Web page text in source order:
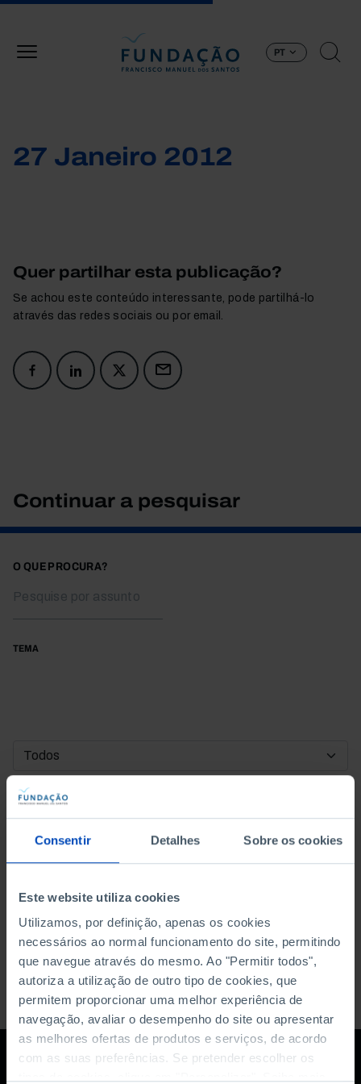
Consentir Detalhes Sobre os cookies
Este website utiliza cookies
Utilizamos, por definição, apenas os cookies
necessários ao normal funcionamento do site, permitindo
que navegue através do mesmo. Ao "Permitir todos",
autoriza a utilização de outro tipo de cookies, que
permitem proporcionar uma melhor experiência de
navegação, avaliar o desempenho do site ou apresentar
as melhores ofertas de produtos e serviços, de acordo
com as suas preferências. Se pretender escolher os
PT
27 Janeiro 2012
Quer partilhar esta publicação?
Se achou este conteúdo interessante, pode partilhá-lo
através das redes sociais ou por email.
Continuar a pesquisar
O QUE PROCURA?
TEMA
DATA DE INÍCIO
DATA DE FIM